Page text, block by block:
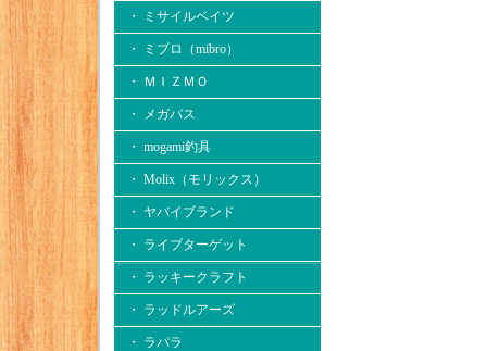
・ ミサイルベイツ
・ ミブロ（mibro）
・ ＭＩＺＭＯ
・ メガバス
・ mogami釣具
・ Molix（モリックス）
・ ヤバイブランド
・ ライブターゲット
・ ラッキークラフト
・ ラッドルアーズ
・ ラパラ